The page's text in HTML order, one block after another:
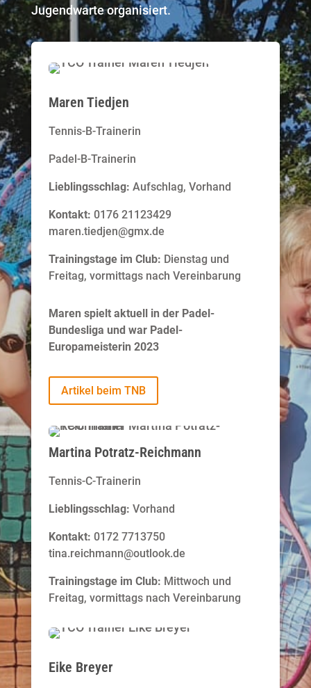
Jugendwarte organisiert.
Maren Tiedjen
Tennis-B-Trainerin
Padel-B-Trainerin
Lieblingsschlag: Aufschlag, Vorhand
Kontakt: 0176 21123429
maren.tiedjen@gmx.de
Trainingstage im Club: Dienstag und
Freitag, vormittags nach Vereinbarung
Maren spielt aktuell in der Padel-
Bundesliga und war Padel-
Europameisterin 2023
Artikel beim TNB
Martina Potratz-Reichmann
Tennis-C-Trainerin
Lieblingsschlag: Vorhand
Kontakt: 0172 7713750
tina.reichmann@outlook.de
Trainingstage im Club: Mittwoch und
Freitag, vormittags nach Vereinbarung
Eike Breyer